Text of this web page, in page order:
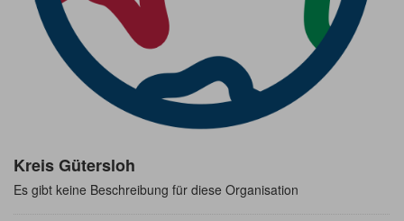
Kreis Gütersloh
Es gibt keine Beschreibung für diese Organisation